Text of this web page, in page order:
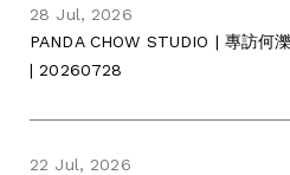
28 Jul, 2026
PANDA CHOW STUDIO | 專訪
| 20260728
22 Jul, 2026